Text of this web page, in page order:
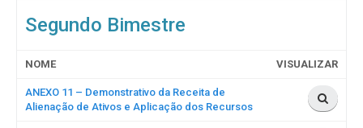
Segundo Bimestre
NOME VISUALIZAR
ANEXO 11 – Demonstrativo da Receita de
Alienação de Ativos e Aplicação dos Recursos